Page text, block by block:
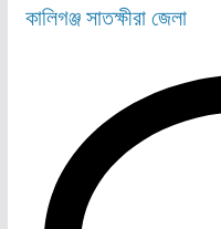
কালিগঞ্জসাতক্ষীরা জেলা